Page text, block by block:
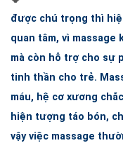
được chú trọng thì
quan tâm, vì
mà còn hỗ trợ cho sự
tinh thần cho trẻ.
máu, hệ cơ xương
hiện tượng táo bón,
vậy việc massage